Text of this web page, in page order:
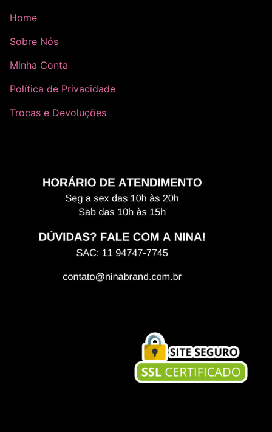
Home
Sobre Nós
Minha Conta
Política de Privacidade
Trocas e Devoluções